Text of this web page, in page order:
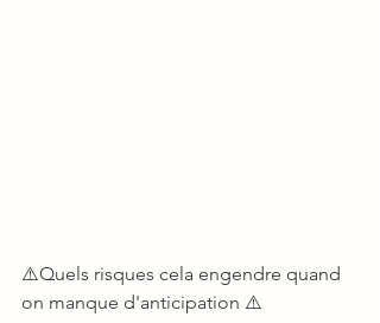
⚠️Quels risques cela engendre quand
on manque d'anticipation ⚠️